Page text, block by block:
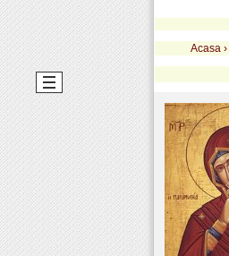
Acasa ›